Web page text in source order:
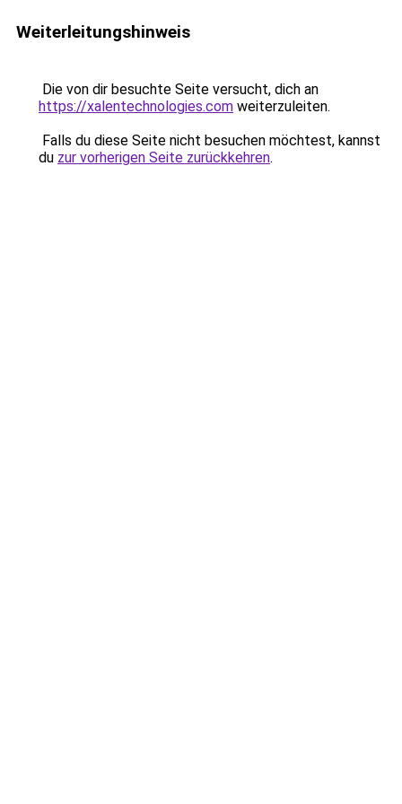
Weiterleitungshinweis
Die von dir besuchte Seite versucht, dich an
https://xalentechnologies.com weiterzuleiten.
Falls du diese Seite nicht besuchen möchtest, kannst
du zur vorherigen Seite zurückkehren.